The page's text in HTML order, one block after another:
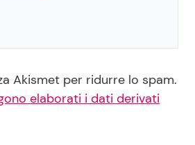
Akismet per ridurre lo spam.
elaborati i dati derivati